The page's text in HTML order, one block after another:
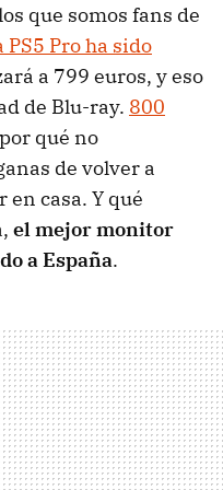
que somos fans de
PS5 Pro ha sido
a 799 euros, y eso
de Blu-ray. 800
qué no
de volver a
casa. Y qué
el mejor monitor
a España.